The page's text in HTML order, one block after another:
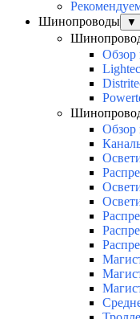
Шинопроводы
▼
Обзор
Обзор